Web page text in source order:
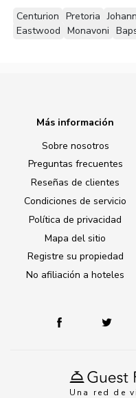
Centurion Pretoria
Eastwood Monavoni
Una red de
Más información
Sobre nosotros
Preguntas frecuentes
Reseñas de clientes
Condiciones de servicio
Política de privacidad
Mapa del sitio
Registre su propiedad
No afiliación a hoteles